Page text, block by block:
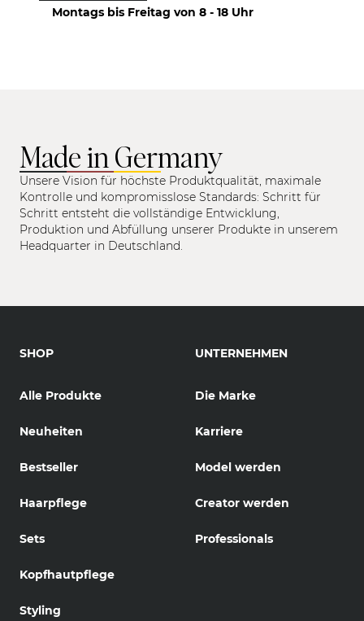
Montags bis Freitag von 8 - 18 Uhr
Made in Germany
Unsere Vision für höchste Produktqualität, maximale
Kontrolle und kompromisslose Standards: Schritt für
Schritt entsteht die vollständige Entwicklung,
Produktion und Abfüllung unserer Produkte in unserem
Headquarter in Deutschland.
SHOP
Alle Produkte
Neuheiten
Bestseller
Haarpflege
Sets
Kopfhautpflege
Styling
UNTERNEHMEN
Die Marke
Karriere
Model werden
Creator werden
Professionals